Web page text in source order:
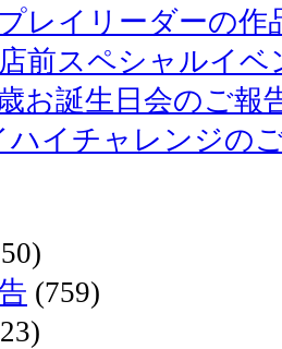
レイリーダーの作
前スペシャルイベ
お誕生日会のご報
ハイチャレンジの
(759)